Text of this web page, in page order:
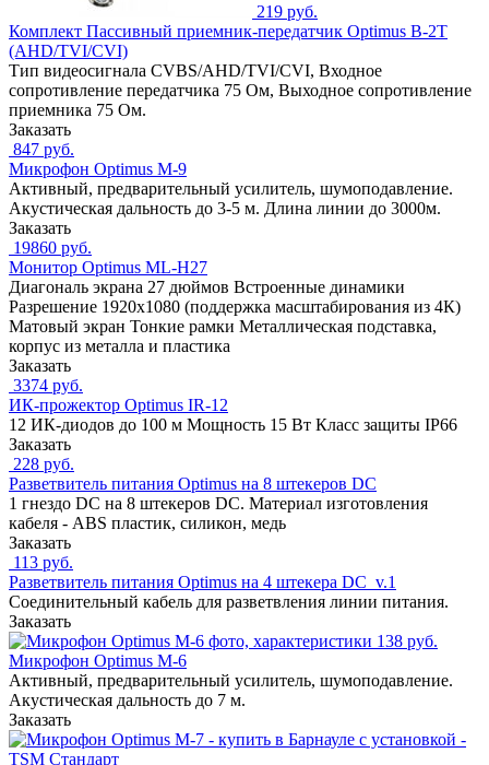
219 руб.
Комплект Пассивный приемник-передатчик Optimus B-2T
(AHD/TVI/CVI)
Тип видеосигнала CVBS/AHD/TVI/CVI, Входное
сопротивление передатчика 75 Ом, Выходное сопротивление
приемника 75 Ом.
Заказать
847 руб.
Микрофон Optimus M-9
Активный, предварительный усилитель, шумоподавление.
Акустическая дальность до 3-5 м. Длина линии до 3000м.
Заказать
19860 руб.
Монитор Optimus ML-H27
Диагональ экрана 27 дюймов Встроенные динамики
Разрешение 1920x1080 (поддержка масштабирования из 4К)
Матовый экран Тонкие рамки Металлическая подставка,
корпус из металла и пластика
Заказать
3374 руб.
ИК-прожектор Optimus IR-12
12 ИК-диодов до 100 м Мощность 15 Вт Класс защиты IP66
Заказать
228 руб.
Разветвитель питания Optimus на 8 штекеров DC
1 гнездо DC на 8 штекеров DC. Материал изготовления
кабеля - ABS пластик, силикон, медь
Заказать
113 руб.
Разветвитель питания Optimus на 4 штекера DC_v.1
Соединительный кабель для разветвления линии питания.
Заказать
138 руб.
Микрофон Optimus M-6
Активный, предварительный усилитель, шумоподавление.
Акустическая дальность до 7 м.
Заказать